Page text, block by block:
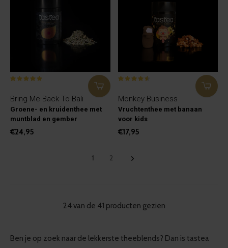
Bring Me Back To Bali
Groene- en kruidenthee met
muntblad en gember
€24,95
Monkey Business
Vruchtenthee met banaan
voor kids
€17,95
1 2
24 van de 41 producten gezien
Ben je op zoek naar de lekkerste theeblends? Dan is tastea